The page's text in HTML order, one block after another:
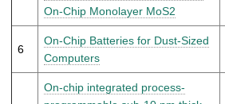
On-Chip Monolayer MoS2
6
On-Chip Batteries for Dust-Sized
Computers
On-chip integrated process-